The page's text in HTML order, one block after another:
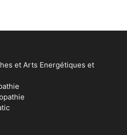
et Arts Energétiques et